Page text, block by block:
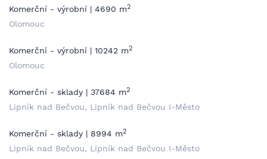
Komerční - výrobní | 4690 m2
Olomouc
Komerční - výrobní | 10242 m2
Olomouc
Komerční - sklady | 37684 m2
Lipník nad Bečvou, Lipník nad Bečvou I-Město
Komerční - sklady | 8994 m2
Lipník nad Bečvou, Lipník nad Bečvou I-Město